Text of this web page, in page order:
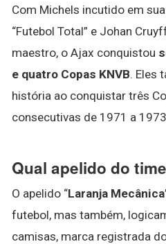
Com Michels incutido em
“Futebol Total” e Johan
maestro, o Ajax conquistou
e quatro Copas KNVB. Eles
história ao conquistar três
consecutivas de 1971 a
Qual apelido do
O apelido “Laranja Mecânica
futebol, mas também,
camisas, marca registrada